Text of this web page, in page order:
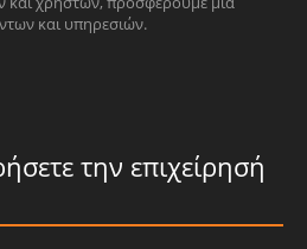
και υπηρεσιών.
την επιχείρησή